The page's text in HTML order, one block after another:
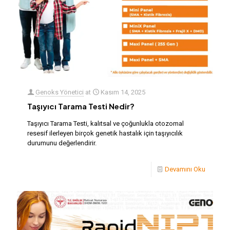
Genoks Yönetici at Kasım 14, 2025
Taşıyıcı Tarama Testi Nedir?
Taşıyıcı Tarama Testi, kalıtsal ve çoğunlukla otozomal
resesif ilerleyen birçok genetik hastalık için taşıyıcılık
durumunu değerlendirir.
Devamını Oku